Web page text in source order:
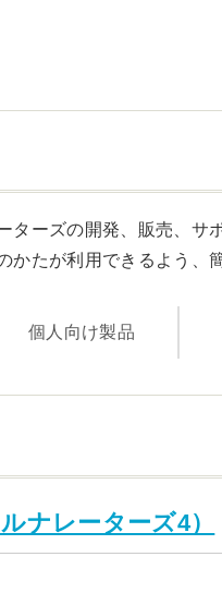
ターズの開発、販売、
かたが利用できるよう、
個人向け製品
ナレーターズ4）